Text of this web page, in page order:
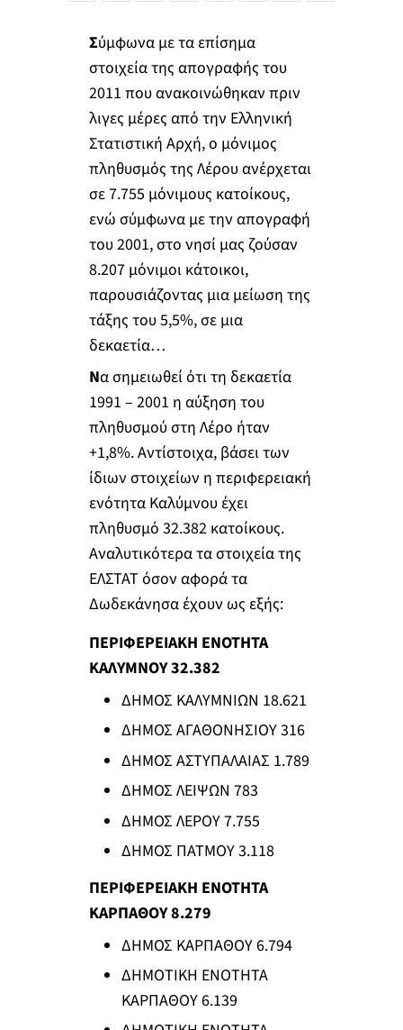
Σύμφωνα με τα επίσημα
στοιχεία της απογραφής του
2011 που ανακοινώθηκαν πριν
λιγες μέρες από την Ελληνική
Στατιστική Αρχή, ο μόνιμος
πληθυσμός της Λέρου ανέρχεται
σε 7.755 μόνιμους κατοίκους,
ενώ σύμφωνα με την απογραφή
του 2001, στο νησί μας ζούσαν
8.207 μόνιμοι κάτοικοι,
παρουσιάζοντας μια μείωση της
τάξης του 5,5%, σε μια
δεκαετία…
Να σημειωθεί ότι τη δεκαετία
1991 – 2001 η αύξηση του
πληθυσμού στη Λέρο ήταν
+1,8%. Αντίστοιχα, βάσει των
ίδιων στοιχείων η περιφερειακή
ενότητα Καλύμνου έχει
πληθυσμό 32.382 κατοίκους.
Αναλυτικότερα τα στοιχεία της
ΕΛΣΤΑΤ όσον αφορά τα
Δωδεκάνησα έχουν ως εξής:
ΠΕΡΙΦΕΡΕΙΑΚΗ ΕΝΟΤΗΤΑ
ΚΑΛΥΜΝΟΥ 32.382
ΔΗΜΟΣ ΚΑΛΥΜΝΙΩΝ 18.621
ΔΗΜΟΣ ΑΓΑΘΟΝΗΣΙΟΥ 316
ΔΗΜΟΣ ΑΣΤΥΠΑΛΑΙΑΣ 1.789
ΔΗΜΟΣ ΛΕΙΨΩΝ 783
ΔΗΜΟΣ ΛΕΡΟΥ 7.755
ΔΗΜΟΣ ΠΑΤΜΟΥ 3.118
ΠΕΡΙΦΕΡΕΙΑΚΗ ΕΝΟΤΗΤΑ
ΚΑΡΠΑΘΟΥ 8.279
ΔΗΜΟΣ ΚΑΡΠΑΘΟΥ 6.794
ΔΗΜΟΤΙΚΗ ΕΝΟΤΗΤΑ
ΚΑΡΠΑΘΟΥ 6.139